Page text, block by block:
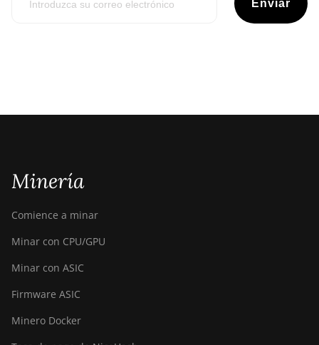
Enviar
Minería
Comience a minar
Minar con CPU/GPU
Minar con ASIC
Firmware ASIC
Minero Docker